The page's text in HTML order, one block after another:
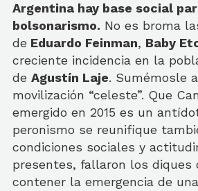
Argentina hay base social
bolsonarismo. No es broma
de Eduardo Feinman, Baby
creciente incidencia en la
de Agustín Laje. Sumémosle
movilización “celeste”. Que
emergido en 2015 es un
peronismo se reunifique
condiciones sociales y
presentes, fallaron los diques
contener la emergencia de